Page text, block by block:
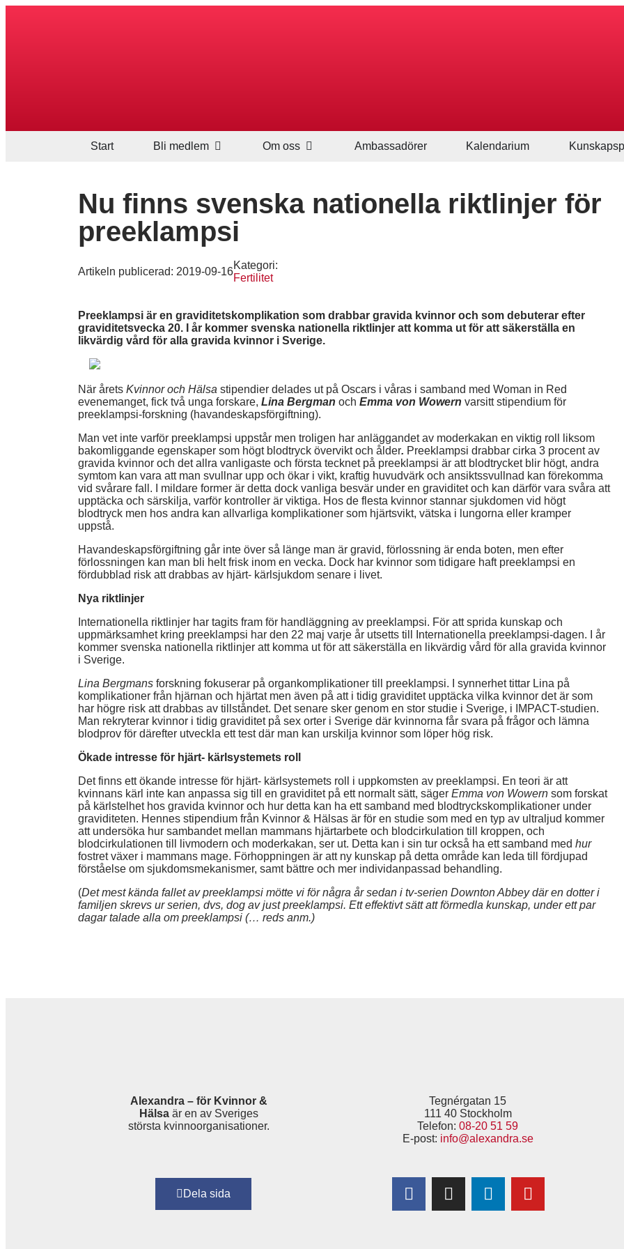
Start Bli medlem Om oss Ambassadörer Kalendarium
Nu finns svenska nationella riktlinjer för
preeklampsi
Artikeln publicerad: 2019-09-16
Kategori:
Fertilitet
Preeklampsi är en graviditetskomplikation som drabbar gravida kvinnor och som debuterar efter
graviditetsvecka 20.
I år kommer svenska nationella riktlinjer att komma ut för att säkerställa en
likvärdig vård för alla gravida kvinnor i Sverige.
När årets Kvinnor och Hälsa stipendier delades ut på Oscars i våras i samband med Woman in Red
evenemanget, fick två unga forskare, Lina Bergman och Emma von Wowern varsitt stipendium för
preeklampsi-forskning (havandeskapsförgiftning).
Man vet inte varför preeklampsi uppstår men troligen har anläggandet av moderkakan en viktig roll liksom
bakomliggande egenskaper som högt blodtryck övervikt och ålder. Preeklampsi drabbar cirka 3 procent av
gravida kvinnor och det allra vanligaste och första tecknet på preeklampsi är att blodtrycket blir högt, andra
symtom kan vara att man svullnar upp och ökar i vikt, kraftig huvudvärk och ansiktssvullnad kan förekomma
vid svårare fall. I mildare former är detta dock vanliga besvär under en graviditet och kan därför vara svåra att
upptäcka och särskilja, varför kontroller är viktiga. Hos de flesta kvinnor stannar sjukdomen vid högt
blodtryck men hos andra kan allvarliga komplikationer som hjärtsvikt, vätska i lungorna eller kramper
uppstå.
Havandeskapsförgiftning går inte över så länge man är gravid, förlossning är enda boten, men efter
förlossningen kan man bli helt frisk inom en vecka. Dock har kvinnor som tidigare haft preeklampsi en
fördubblad risk att drabbas av hjärt- kärlsjukdom senare i livet.
Nya riktlinjer
Internationella riktlinjer har tagits fram för handläggning av preeklampsi. För att sprida kunskap och
uppmärksamhet kring preeklampsi har den 22 maj varje år utsetts till Internationella preeklampsi-dagen. I år
kommer svenska nationella riktlinjer att komma ut för att säkerställa en likvärdig vård för alla gravida kvinnor
i Sverige.
Lina Bergmans forskning fokuserar på organkomplikationer till preeklampsi. I synnerhet tittar Lina på
komplikationer från hjärnan och hjärtat men även på att i tidig graviditet upptäcka vilka kvinnor det är som
har högre risk att drabbas av tillståndet. Det senare sker genom en stor studie i Sverige, i IMPACT-studien.
Man rekryterar kvinnor i tidig graviditet på sex orter i Sverige där kvinnorna får svara på frågor och lämna
blodprov för därefter utveckla ett test där man kan urskilja kvinnor som löper hög risk.
Ökade intresse för hjärt- kärlsystemets roll
Det finns ett ökande intresse för hjärt- kärlsystemets roll i uppkomsten av preeklampsi. En teori är att
kvinnans kärl inte kan anpassa sig till en graviditet på ett normalt sätt, säger Emma von Wowern som forskat
på kärlstelhet hos gravida kvinnor och hur detta kan ha ett samband med blodtryckskomplikationer under
graviditeten. Hennes stipendium från Kvinnor & Hälsas är för en studie som med en typ av ultraljud kommer
att undersöka hur sambandet mellan mammans hjärtarbete och blodcirkulation till kroppen, och
blodcirkulationen till livmodern och moderkakan, ser ut. Detta kan i sin tur också ha ett samband med hur
fostret växer i mammans mage. Förhoppningen är att ny kunskap på detta område kan leda till fördjupad
förståelse om sjukdomsmekanismer, samt bättre och mer individanpassad behandling.
(Det mest kända fallet av preeklampsi mötte vi för några år sedan i tv-serien Downton Abbey där en dotter i
familjen skrevs ur serien, dvs, dog av just preeklampsi. Ett effektivt sätt att förmedla kunskap, under ett par
dagar talade alla om preeklampsi (… reds anm.)
Alexandra – för Kvinnor &
Hälsaär en av Sveriges
största kvinnoorganisationer.
Tegnérgatan 15
111 40 Stockholm
Telefon:08-20 51 59
E-post: info@alexandra.se
Dela sida